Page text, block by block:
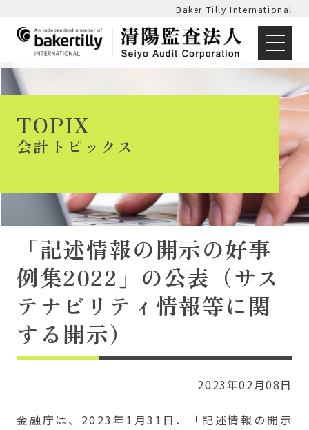
Baker Tilly International
TOPIX
会計トピックス
「記述情報の開示の好事
例集2022」の公表（サス
テナビリティ情報等に関
する開示）
2023年02月08日
金融庁は、2023年1月31日、「記述情報の開示